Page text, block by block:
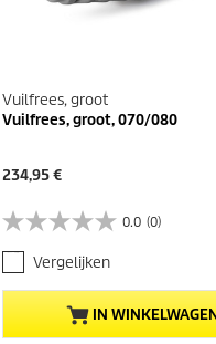
Vuilfrees, groot
Vuilfrees, groot, 070/080
H
i
d
i
g
e
p
r
234,95 €
0.0 (0)
0
.
0
v
a
n
Vergelijken
IN